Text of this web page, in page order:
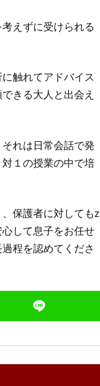
えずに受けられる
触れてアドバイス
きる大人と出会え
れは日常会話で発
１の授業の中で培
保護者に対してもz
して息子をお任せ
程を認めてくださ